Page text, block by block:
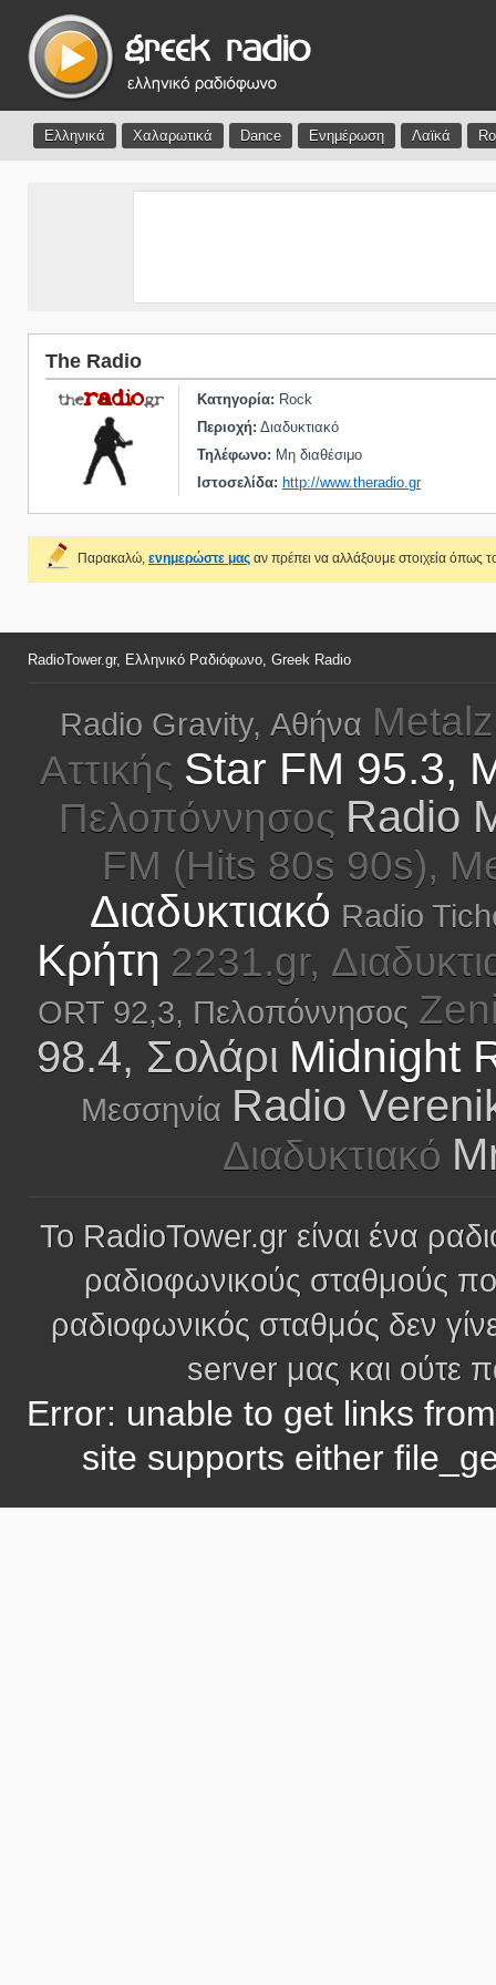
Ελληνικά Χαλαρωτικά Dance Ενημέρωση Λαϊκά
The Radio
Κατηγορία: Rock
Περιοχή: Διαδυκτιακό
Τηλέφωνο: Μη διαθέσιμο
Ιστοσελίδα: http://www.theradio.gr
Παρακαλώ, ενημερώστε μας αν πρέπει να αλλάξουμε στοιχεία όπως
RadioTower.gr, Ελληνικό Ραδιόφωνο, Greek Radio
Radio Gravity, Αθήνα
Αττικής Star FM 95.3,
Πελοπόννησος Radio
FM (Hits 80s 90s),
Διαδυκτιακό Radio
Κρήτη 2231.gr,
ORT 92,3, Πελοπόννησος
98.4, Σολάρι Midnight
Μεσσηνία Radio
Διαδυκτιακό
Το RadioTower.gr είναι ένα
ραδιοφωνικούς σταθμούς
ραδιοφωνικός σταθμός δεν
server μας και ούτε
Error: unable to get links
site supports either